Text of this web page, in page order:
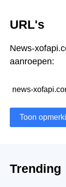
URL's
News-
aanroepen:
news-
Toon
Trending